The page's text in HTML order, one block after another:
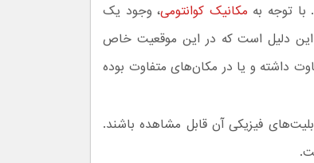
با توجه به مکانیک کوانتومی، وجود یک
دلیل است که در این موقعیت خاص
داشته و یا در مکان‌های متفاوت بوده
فیزیکی آن قابل مشاهده باشند.